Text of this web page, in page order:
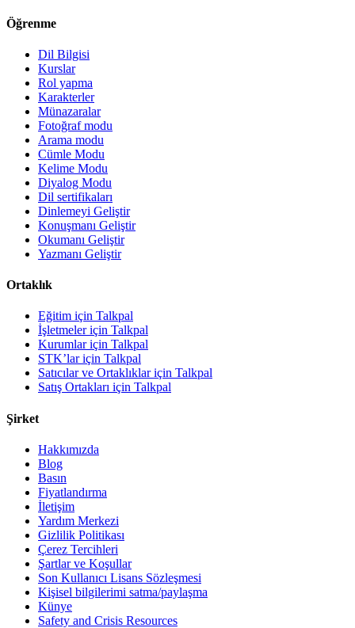
Öğrenme
Dil Bilgisi
Kurslar
Rol yapma
Karakterler
Münazaralar
Fotoğraf modu
Arama modu
Cümle Modu
Kelime Modu
Diyalog Modu
Dil sertifikaları
Dinlemeyi Geliştir
Konuşmanı Geliştir
Okumanı Geliştir
Yazmanı Geliştir
Ortaklık
Eğitim için Talkpal
İşletmeler için Talkpal
Kurumlar için Talkpal
STK’lar için Talkpal
Satıcılar ve Ortaklıklar için Talkpal
Satış Ortakları için Talkpal
Şirket
Hakkımızda
Blog
Basın
Fiyatlandırma
İletişim
Yardım Merkezi
Gizlilik Politikası
Çerez Tercihleri
Şartlar ve Koşullar
Son Kullanıcı Lisans Sözleşmesi
Kişisel bilgilerimi satma/paylaşma
Künye
Safety and Crisis Resources